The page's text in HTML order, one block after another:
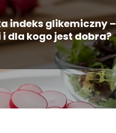
indeks glikemiczny –
dla kogo jest dobra?